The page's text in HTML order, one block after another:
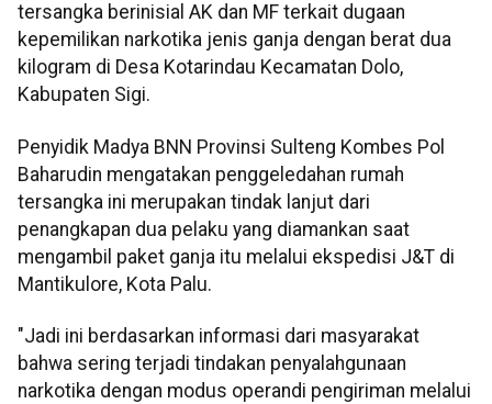
tersangka berinisial AK dan MF terkait dugaan
kepemilikan narkotika jenis ganja dengan berat dua
kilogram di Desa Kotarindau Kecamatan Dolo,
Kabupaten Sigi.
Penyidik Madya BNN Provinsi Sulteng Kombes Pol
Baharudin mengatakan penggeledahan rumah
tersangka ini merupakan tindak lanjut dari
penangkapan dua pelaku yang diamankan saat
mengambil paket ganja itu melalui ekspedisi J&T di
Mantikulore, Kota Palu.
"Jadi ini berdasarkan informasi dari masyarakat
bahwa sering terjadi tindakan penyalahgunaan
narkotika dengan modus operandi pengiriman melalui